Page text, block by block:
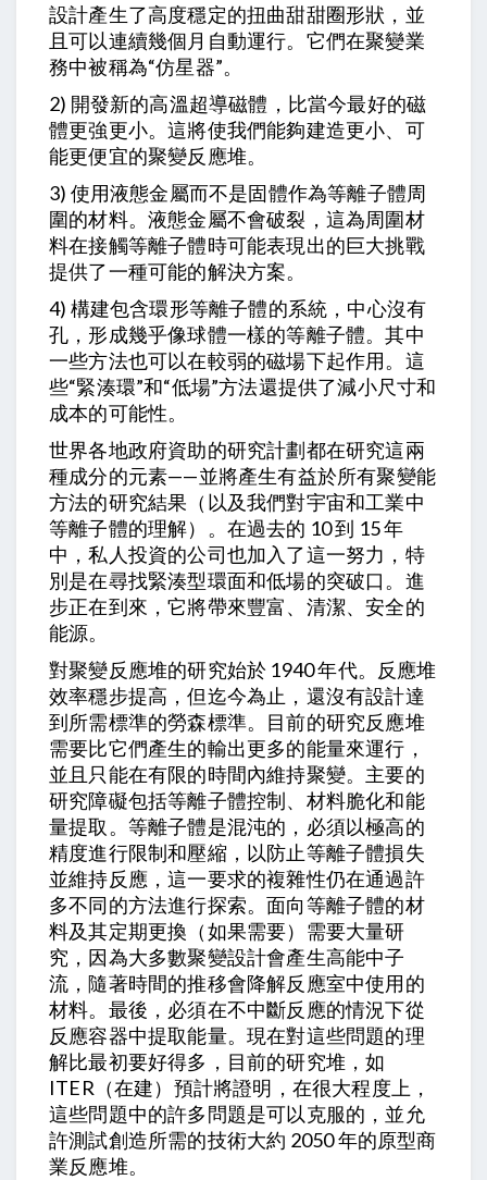
設計產生了高度穩定的扭曲甜甜圈形狀，並
且可以連續幾個月自動運行。它們在聚變業
務中被稱為“仿星器”。
2) 開發新的高溫超導磁體，比當今最好的磁
體更強更小。這將使我們能夠建造更小、可
能更便宜的聚變反應堆。
3) 使用液態金屬而不是固體作為等離子體周
圍的材料。液態金屬不會破裂，這為周圍材
料在接觸等離子體時可能表現出的巨大挑戰
提供了一種可能的解決方案。
4) 構建包含環形等離子體的系統，中心沒有
孔，形成幾乎像球體一樣的等離子體。其中
一些方法也可以在較弱的磁場下起作用。這
些“緊湊環”和“低場”方法還提供了減小尺寸和
成本的可能性。
世界各地政府資助的研究計劃都在研究這兩
種成分的元素——並將產生有益於所有聚變能
方法的研究結果（以及我們對宇宙和工業中
等離子體的理解）。在過去的 10 到 15 年
中，私人投資的公司也加入了這一努力，特
別是在尋找緊湊型環面和低場的突破口。進
步正在到來，它將帶來豐富、清潔、安全的
能源。
對聚變反應堆的研究始於 1940 年代。反應堆
效率穩步提高，但迄今為止，還沒有設計達
到所需標準的勞森標準。目前的研究反應堆
需要比它們產生的輸出更多的能量來運行，
並且只能在有限的時間內維持聚變。主要的
研究障礙包括等離子體控制、材料脆化和能
量提取。等離子體是混沌的，必須以極高的
精度進行限制和壓縮，以防止等離子體損失
並維持反應，這一要求的複雜性仍在通過許
多不同的方法進行探索。面向等離子體的材
料及其定期更換（如果需要）需要大量研
究，因為大多數聚變設計會產生高能中子
流，隨著時間的推移會降解反應室中使用的
材料。最後，必須在不中斷反應的情況下從
反應容器中提取能量。現在對這些問題的理
解比最初要好得多，目前的研究堆，如
ITER（在建）預計將證明，在很大程度上，
這些問題中的許多問題是可以克服的，並允
許測試創造所需的技術大約 2050 年的原型商
業反應堆。